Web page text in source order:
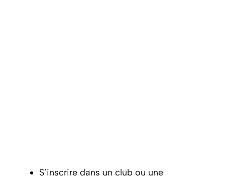
S’inscrire dans un club ou une